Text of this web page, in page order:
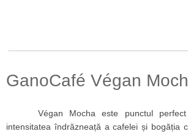
GanoCafé Végan
Végan Mocha este punctul perfect
intensitatea îndrăzneață a cafelei și bogăția